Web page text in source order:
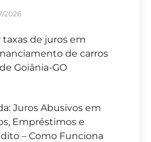
2026
de juros em
de carros
Goiânia-GO
Juros Abusivos em
Empréstimos e
– Como Funciona